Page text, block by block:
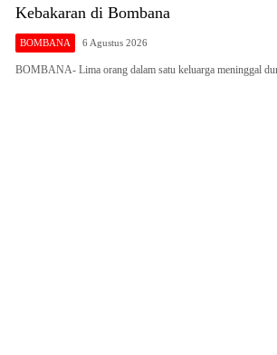
Kebakaran di Bombana
BOMBANA 6 Agustus 2026
BOMBANA- Lima orang dalam satu keluarga meninggal